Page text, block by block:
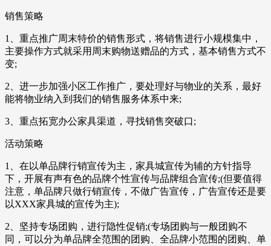
销售策略
1、重点推广周末特价的销售形式，将销售进行小规模集中，
主要操作方式就采用周末购物送赠品的方式，基本销售方式不
变;
2、进一步加强小区工作推广，要处理好与物业的关系，最好
能将物业纳入到我们的销售服务体系中来;
3、重点拓宽办公家具渠道，寻找销售突破口;
活动策略
1、在以单品牌行销宣传为主，家具城宣传为辅的方针指导
下，开展有声有色的品牌个性宣传与品牌组合宣传;(但要值得
注意，单品牌只做行销宣传，不做广告宣传，广告宣传还是要
以XXX家具城的宣传为主);
2、坚持专场团购，进行隐性促销;(专场团购与一般团购不
同，可以分为单品牌全范围的团购、全品牌小范围的团购、单